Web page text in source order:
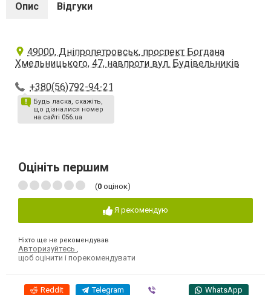
Опис Відгуки
49000, Дніпропетровськ, проспект Богдана
Хмельницького, 47, навпроти вул. Будівельників
+380(56)792-94-21
Будь ласка, скажіть,
що дізналися номер
на сайті 056.ua
Оцініть першим
(0 оцінок)
Я рекомендую
Ніхто ще не рекомендував
Авторизуйтесь
щоб оцінити і порекомендувати
Reddit Telegram WhatsApp